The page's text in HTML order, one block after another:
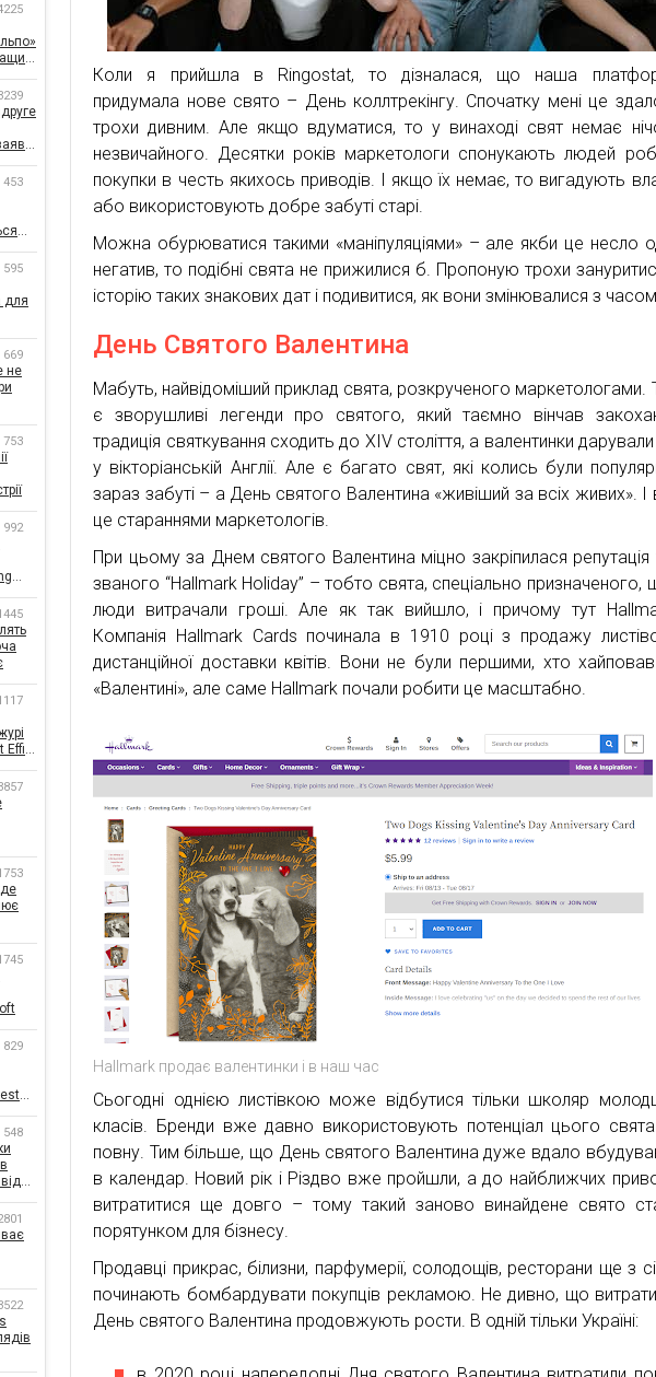
Коли я прийшла в Ringostat, то дізналася, що наша
придумала нове свято – День коллтрекінгу. Спочатку мені це
трохи дивним. Але якщо вдуматися, то у винаході свят немає
незвичайного. Десятки років маркетологи спонукають людей
покупки в честь якихось приводів. І якщо їх немає, то вигадують
або використовують добре забуті старі.
Можна обурюватися такими «маніпуляціями» – але якби це несло
негатив, то подібні свята не прижилися б. Пропоную трохи
історію таких знакових дат і подивитися, як вони змінювалися з
День Святого Валентина
Мабуть, найвідоміший приклад свята, розкрученого маркетологами.
є зворушливі легенди про святого, який таємно вінчав
традиція святкування сходить до XIV століття, а валентинки
у вікторіанській Англії. Але є багато свят, які колись були
зараз забуті – а День святого Валентина «живіший за всіх живих». І
це стараннями маркетологів.
При цьому за Днем святого Валентина міцно закріпилася репутація
званого “Hallmark Holiday” – тобто свята, спеціально призначеного,
люди витрачали гроші. Але як так вийшло, і причому тут
Компанія Hallmark Cards починала в 1910 році з продажу
дистанційної доставки квітів. Вони не були першими, хто
«Валентині», але саме Hallmark почали робити це масштабно.
Hallmark продає валентинки і в наш час
Сьогодні однією листівкою може відбутися тільки школяр
класів. Бренди вже давно використовують потенціал цього
повну. Тим більше, що День святого Валентина дуже вдало
в календар. Новий рік і Різдво вже пройшли, а до найближчих
витратитися ще довго – тому такий заново винайдене свято
порятунком для бізнесу.
Продавці прикрас, білизни, парфумерії, солодощів, ресторани ще з
починають бомбардувати покупців рекламою. Не дивно, що
День святого Валентина продовжують рости. В одній тільки Україні:
453
595
для
669
не
753
992
Effie
829
548